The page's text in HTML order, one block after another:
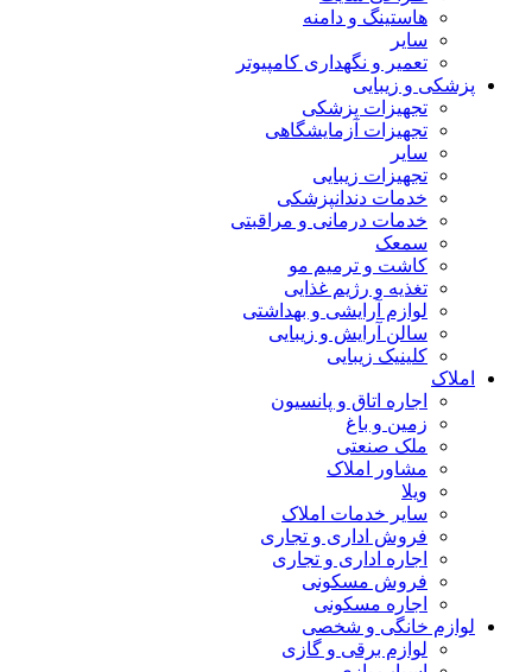
هاستینگ و دامنه
سایر
تعمیر و نگهداری کامپیوتر
پزشکی و زیبایی
تجهیزات پزشکی
تجهیزات آزمایشگاهی
سایر
تجهیزات زیبایی
خدمات دندانپزشکی
خدمات درمانی و مراقبتی
سمعک
کاشت و ترمیم مو
تغذیه و رژیم غذایی
لوازم آرایشی و بهداشتی
سالن آرایش و زیبایی
کلینیک زیبایی
املاک
اجاره اتاق و پانسیون
زمین و باغ
ملک صنعتی
مشاور املاک
ویلا
سایر خدمات املاک
فروش اداری و تجاری
اجاره اداری و تجاری
فروش مسکونی
اجاره مسکونی
لوازم خانگی و شخصی
لوازم برقی و گازی